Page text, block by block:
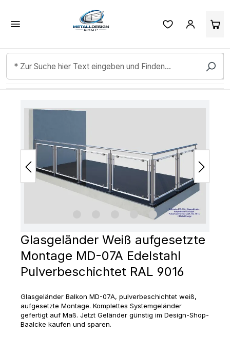
Zum Hauptinhalt springen
Bildergalerie überspringen
Glasgeländer Weiß aufgesetzte
Montage MD-07A Edelstahl
Pulverbeschichtet RAL 9016
Glasgeländer Balkon MD-07A, pulverbeschichtet weiß,
aufgesetzte Montage. Komplettes Systemgeländer
gefertigt auf Maß. Jetzt Geländer günstig im Design-Shop-
Baalcke kaufen und sparen.